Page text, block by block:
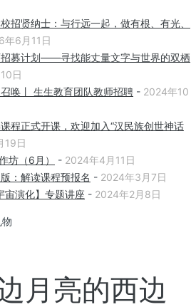
招贤纳士：与行远一起，做有根、有光、
年6月11日
招募计划——寻找能丈量文字与世界的双栖
日
召唤丨 生生教育团队教师招聘 - 2024年10
课程正式开课，欢迎加入“汉民族创世神话
19日
坊（6月）
- 2024年4月11日
：解读课程预报名 - 2024年3月7日
宙演化】专题讲座 - 2024年2月8日
物
月亮的西边